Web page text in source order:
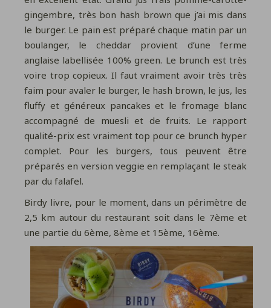
gingembre, très bon hash brown que j’ai mis dans
le burger. Le pain est préparé chaque matin par un
boulanger, le cheddar provient d’une ferme
anglaise labellisée 100% green. Le brunch est très
voire trop copieux. Il faut vraiment avoir très très
faim pour avaler le burger, le hash brown, le jus, les
fluffy et généreux pancakes et le fromage blanc
accompagné de muesli et de fruits. Le rapport
qualité-prix est vraiment top pour ce brunch hyper
complet. Pour les burgers, tous peuvent être
préparés en version veggie en remplaçant le steak
par du falafel.
Birdy livre, pour le moment, dans un périmètre de
2,5 km autour du restaurant soit dans le 7ème et
une partie du 6ème, 8ème et 15ème, 16ème.